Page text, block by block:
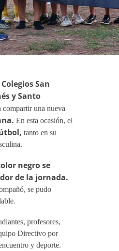
Colegios San
y Santo
negro se
de la jornada.